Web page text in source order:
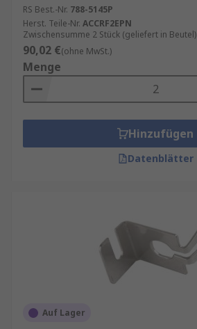
RS Best.-Nr. 788-5145P
Herst. Teile-Nr. ACCRF2EPN
Zwischensumme 2 Stück (geliefert in Beutel)
90,02 €(ohne MwSt.)
Menge
Hinzufügen
Datenblätter
Auf Lager